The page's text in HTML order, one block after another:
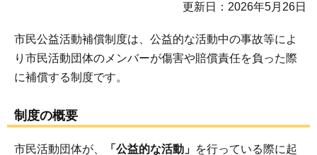
更新日：2026年5月26日
市民公益活動補償制度は、公益的な活動中の事故等によ
り市民活動団体のメンバーが傷害や賠償責任を負った際
に補償する制度です。
制度の概要
市民活動団体が、 「公益的な活動」 を行っている際に起